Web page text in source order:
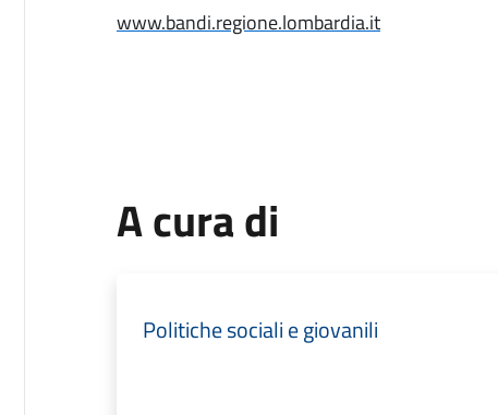
www.bandi.regione.lombardia.it
A cura di
Politiche sociali e giovanili